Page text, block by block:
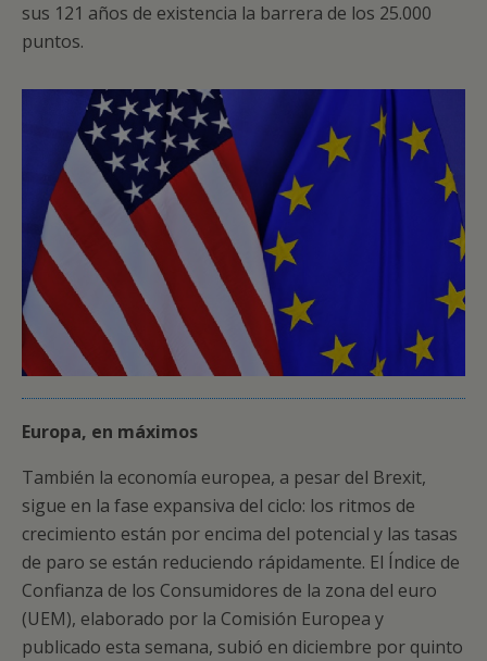
sus 121 años de existencia la barrera de los 25.000
puntos.
Europa, en máximos
También la economía europea, a pesar del Brexit,
sigue en la fase expansiva del ciclo: los ritmos de
crecimiento están por encima del potencial y las tasas
de paro se están reduciendo rápidamente. El Índice de
Confianza de los Consumidores de la zona del euro
(UEM), elaborado por la Comisión Europea y
publicado esta semana, subió en diciembre por quinto